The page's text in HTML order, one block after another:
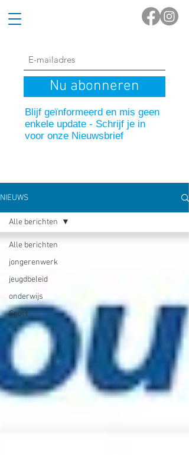
Nu abonneren
Blijf geïnformeerd en mis geen
enkele update - Schrijf je in
voor onze Nieuwsbrief
NIEUWS
Alle berichten
jongerenwerk
jeugdbeleid
onderwijs
Sport
Alle berichten